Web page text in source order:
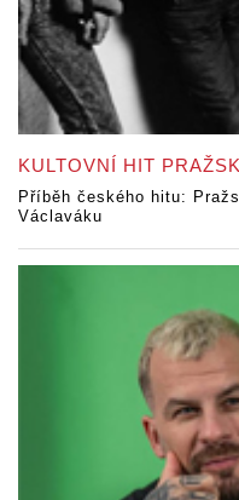
KULTOVNÍ HIT
Příběh českého hitu:
Václaváku